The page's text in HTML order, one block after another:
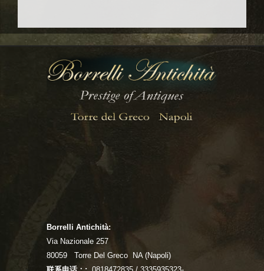
Borrelli Antichità:
Via Nazionale 257
80059 Torre Del Greco NA (Napoli)